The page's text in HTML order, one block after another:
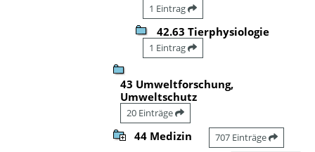
1 Eintrag
42.63 Tierphysiologie
1 Eintrag
43 Umweltforschung,
Umweltschutz
20 Einträge
44 Medizin 707 Einträge